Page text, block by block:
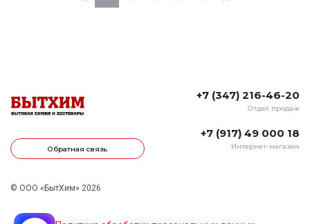
Обратная связь
+7 (347) 216-46-20
Отдел продаж
+7 (917) 49 000 18
Интернет-магазин
© ООО «БытХим» 2026